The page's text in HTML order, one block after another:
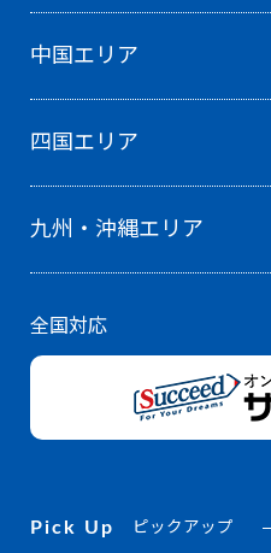
中国エリア
四国エリア
九州・沖縄エリア
全国対応
Pick Up ピックアップ